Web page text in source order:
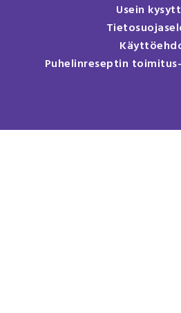
Usein
Puhelinreseptin